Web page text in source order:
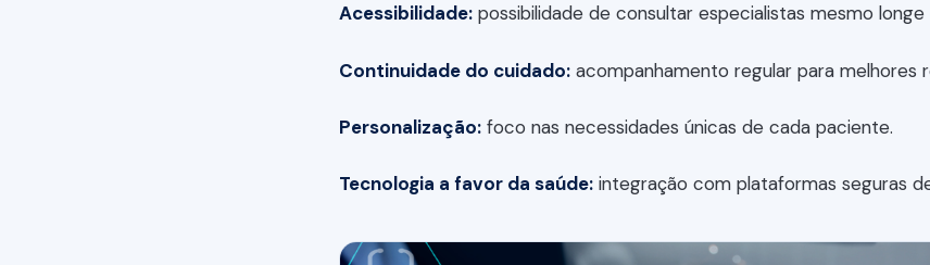
Acessibilidade: possibilidade de consultar especialistas mesmo
Continuidade do cuidado: acompanhamento regular para melhores
Personalização: foco nas necessidades únicas de cada paciente.
Tecnologia a favor da saúde: integração com plataformas seguras